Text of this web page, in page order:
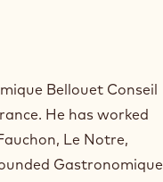
Bellouet Conseil
He has worked
Le Notre,
Gastronomique